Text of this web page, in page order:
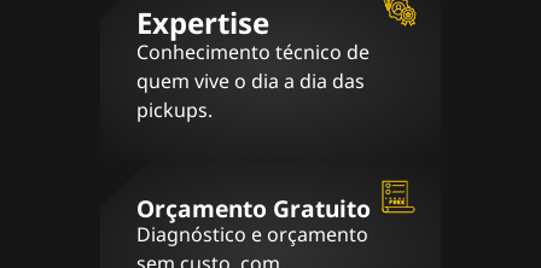
Expertise
Conhecimento técnico de
quem vive o dia a dia das
pickups.
Orçamento Gratuito
Diagnóstico e orçamento